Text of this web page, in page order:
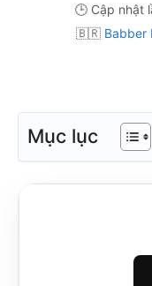
🕒 Cập nhật
🇧🇷 Babber
Mục lục